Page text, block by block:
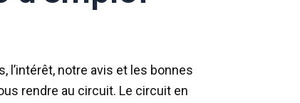
notre avis et les bonnes
rendre au circuit. Le circuit en